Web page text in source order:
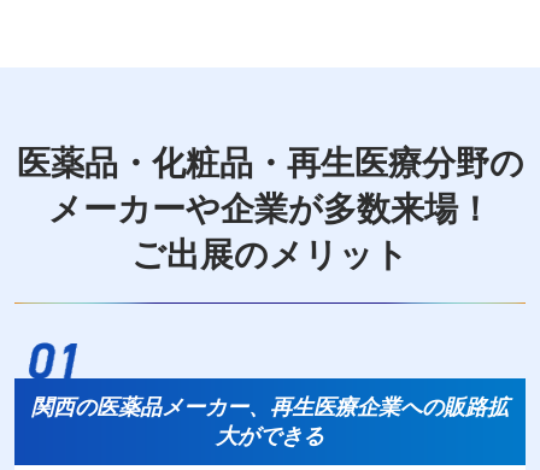
医薬品・化粧品・再生医療分野の
メーカーや企業が多数来場！
ご出展のメリット
関西の医薬品メーカー、再生医療企業への販路拡
大ができる